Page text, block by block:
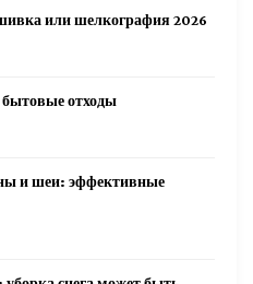
или шелкография 2026
отходы
и шеи: эффективные